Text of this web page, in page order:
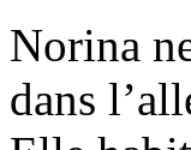
Norina
dans